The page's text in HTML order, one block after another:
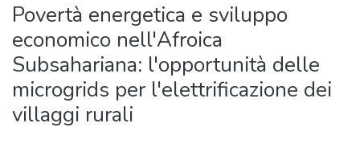
Povertà energetica e sviluppo
economico nell'Afroica
Subsahariana: l'opportunità delle
microgrids per l'elettrificazione dei
villaggi rurali